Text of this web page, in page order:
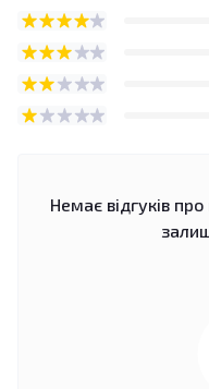
Немає відгуків